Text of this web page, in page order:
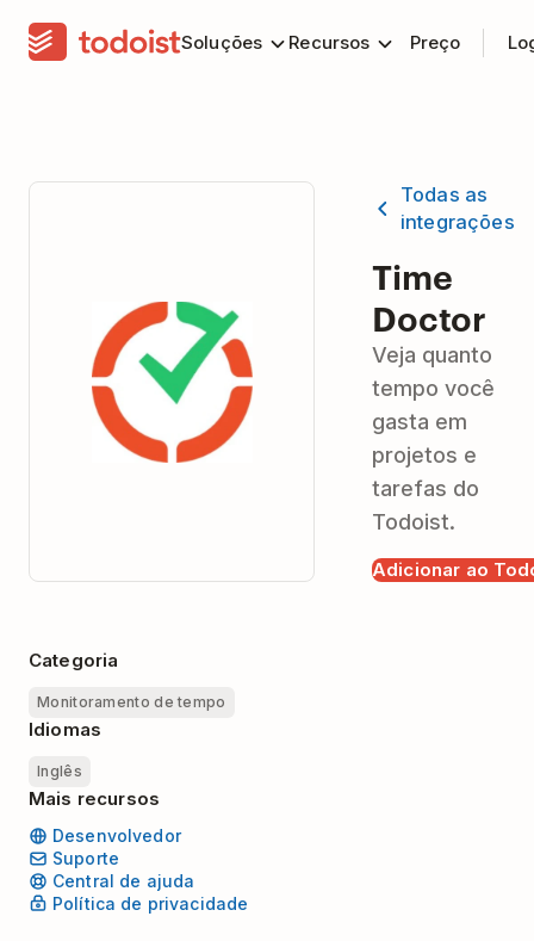
Soluções Recursos Preço
Todas as
integrações
Time
Doctor
Veja quanto
tempo você
gasta em
projetos e
tarefas do
Todoist.
Adicionar ao
Categoria
Monitoramento de tempo
Idiomas
Inglês
Mais recursos
Desenvolvedor
Suporte
Central de ajuda
Política de privacidade